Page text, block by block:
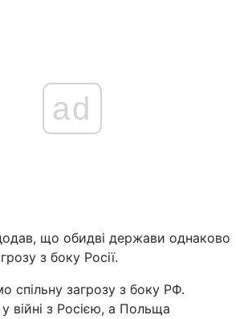
ad
що обидві держави однаково
з боку Росії.
спільну загрозу з боку РФ.
у війні з Росією, а Польща